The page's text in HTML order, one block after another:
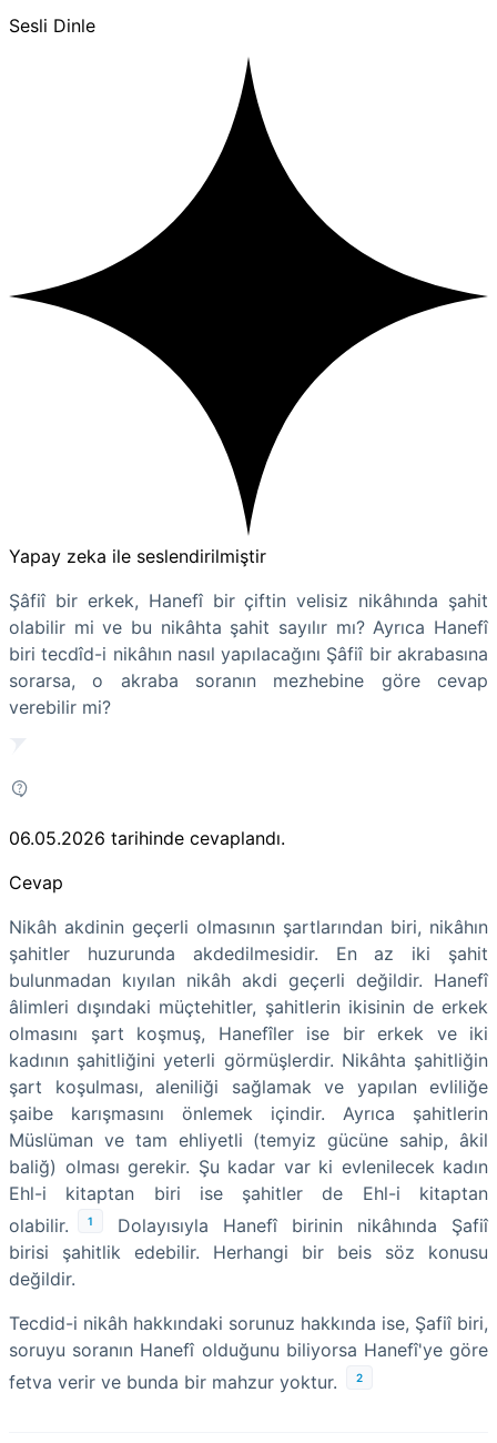
Sesli Dinle
Yapay zeka ile seslendirilmiştir
Şâfiî bir erkek, Hanefî bir çiftin velisiz nikâhında şahit
olabilir mi ve bu nikâhta şahit sayılır mı? Ayrıca Hanefî
biri tecdîd-i nikâhın nasıl yapılacağını Şâfiî bir akrabasına
sorarsa, o akraba soranın mezhebine göre cevap
verebilir mi?
06.05.2026 tarihinde cevaplandı.
Cevap
Nikâh akdinin geçerli olmasının şartlarından biri, nikâhın
şahitler huzurunda akdedilmesidir. En az iki şahit
bulunmadan kıyılan nikâh akdi geçerli değildir. Hanefî
âlimleri dışındaki müçtehitler, şahitlerin ikisinin de erkek
olmasını şart koşmuş, Hanefîler ise bir erkek ve iki
kadının şahitliğini yeterli görmüşlerdir. Nikâhta şahitliğin
şart koşulması, aleniliği sağlamak ve yapılan evliliğe
şaibe karışmasını önlemek içindir. Ayrıca şahitlerin
Müslüman ve tam ehliyetli (temyiz gücüne sahip, âkil
baliğ) olması gerekir. Şu kadar var ki evlenilecek kadın
Ehl-i kitaptan biri ise şahitler de Ehl-i kitaptan
olabilir.
1
Dolayısıyla Hanefî birinin nikâhında Şafiî
birisi şahitlik edebilir. Herhangi bir beis söz konusu
değildir.
Tecdid-i nikâh hakkındaki sorunuz hakkında ise, Şafiî biri,
soruyu soranın Hanefî olduğunu biliyorsa Hanefî'ye göre
fetva verir ve bunda bir mahzur yoktur.
2